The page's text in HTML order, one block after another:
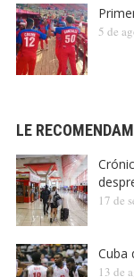
5 de
LE
17 de
Cuba
13 de